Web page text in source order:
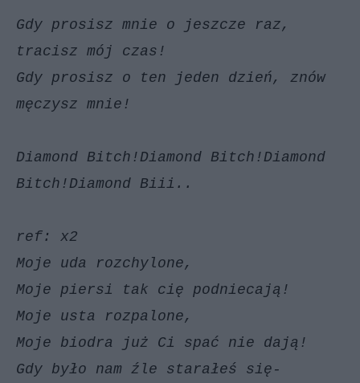
Gdy prosisz mnie o jeszcze raz,
tracisz mój czas!
Gdy prosisz o ten jeden dzień, znów
męczysz mnie!
Diamond Bitch!Diamond Bitch!Diamond
Bitch!Diamond Biii..
ref: x2
Moje uda rozchylone,
Moje piersi tak cię podniecają!
Moje usta rozpalone,
Moje biodra już Ci spać nie dają!
Gdy było nam źle starałeś się-